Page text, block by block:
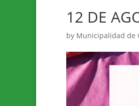
12 DE
by Municipalidad de